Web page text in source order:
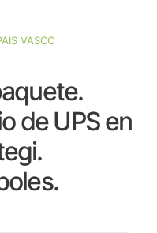
VASCO
de UPS en